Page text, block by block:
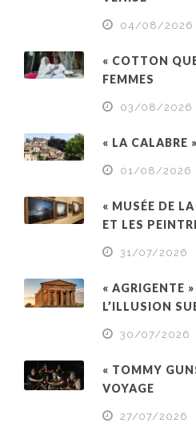
04/08/2026
« COTTON
FEMMES
03/08/2026
« LA CALABRE
01/08/2026
« MUSÉE DE
ET LES
31/07/2026
« AGRIGENTE
L’ILLUSION
30/07/2026
« TOMMY
VOYAGE
27/07/2026